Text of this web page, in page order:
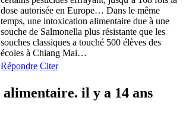
dose autorisée en Europe… Dans le même
temps, une intoxication alimentaire due à une
souche de Salmonella plus résistante que les
souches classiques a touché 500 élèves des
écoles à Chiang Mai…
Répondre Citer
alimentaire. il y a 14 ans